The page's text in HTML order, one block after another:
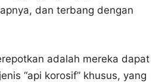
dan terbang dengan
adalah mereka dapat
“api korosif” khusus, yang